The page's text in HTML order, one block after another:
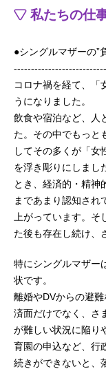
私たちの仕
●シングルマザーの”
コロナ禍を経て、「
うになりました。
飲食や宿泊など、人
た。その中でもっと
してその多くが「女
を浮き彫りにしまし
とき、経済的・精神
まであまり認知され
上がっています。
た後も存在し続け、
特にシングルマザー
状です。
離婚やDVからの避
済面だけでなく、さ
が難しい状況に陥り
育園の申込など、行
続きができないと、